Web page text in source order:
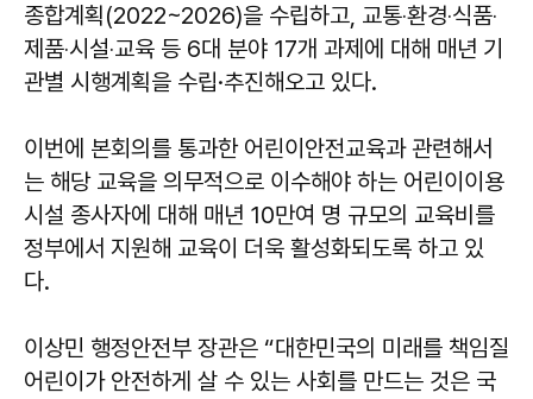
종합계획(2022~2026)을 수립하고, 교통‧환경‧식품‧
제품‧시설‧교육 등 6대 분야 17개 과제에 대해 매년 기
관별 시행계획을 수립·추진해오고 있다.
이번에 본회의를 통과한 어린이안전교육과 관련해서
는 해당 교육을 의무적으로 이수해야 하는 어린이이용
시설 종사자에 대해 매년 10만여 명 규모의 교육비를
정부에서 지원해 교육이 더욱 활성화되도록 하고 있
다.
이상민 행정안전부 장관은 “대한민국의 미래를 책임질
어린이가 안전하게 살 수 있는 사회를 만드는 것은 국